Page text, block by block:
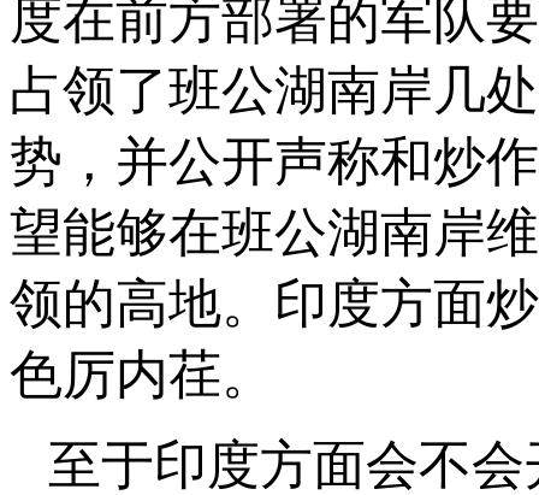
度在前方部署的军队
占领了班公湖南岸几
势，并公开声称和炒
望能够在班公湖南岸
领的高地。印度方面
色厉内荏。
至于印度方面会不